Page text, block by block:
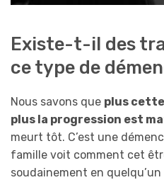
Existe-t-il des
ce type de
Nous savons que plus
plus la progression est
meurt tôt. C’est une
famille voit comment cet
soudainement en